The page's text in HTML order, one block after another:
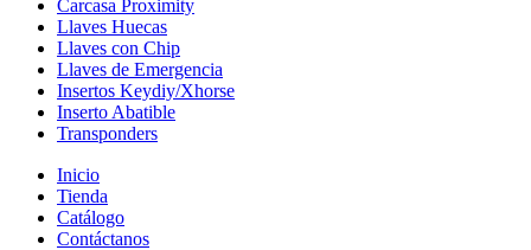
Carcasa Proximity
Llaves Huecas
Llaves con Chip
Llaves de Emergencia
Insertos Keydiy/Xhorse
Inserto Abatible
Transponders
Inicio
Tienda
Catálogo
Contáctanos